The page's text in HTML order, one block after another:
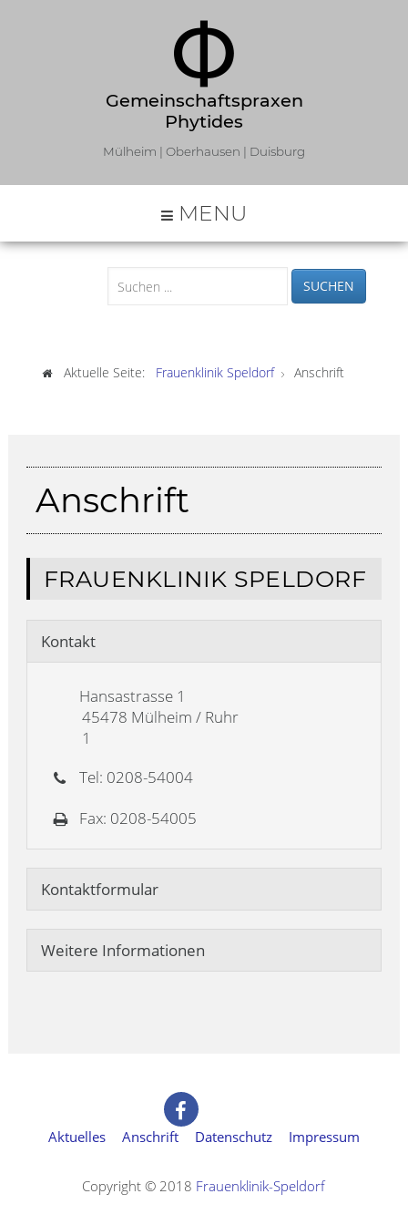
Gemeinschaftspraxen
Phytides
Mülheim | Oberhausen | Duisburg
MENU
SUCHEN
Aktuelle Seite: Frauenklinik Speldorf Anschrift
Anschrift
FRAUENKLINIK SPELDORF
Kontakt
Hansastrasse 1
45478 Mülheim / Ruhr
1
Tel: 0208-54004
Fax: 0208-54005
Kontaktformular
Weitere Informationen
Aktuelles Anschrift Datenschutz Impressum
Copyright © 2018 Frauenklinik-Speldorf